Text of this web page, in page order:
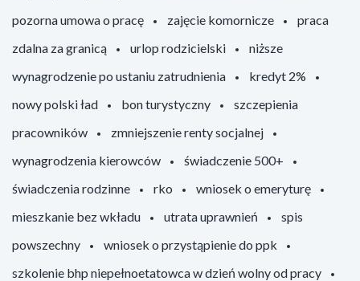
pozorna umowa o pracę
zajęcie komornicze
praca
zdalna za granicą
urlop rodzicielski
niższe
wynagrodzenie po ustaniu zatrudnienia
kredyt 2%
nowy polski ład
bon turystyczny
szczepienia
pracowników
zmniejszenie renty socjalnej
wynagrodzenia kierowców
świadczenie 500+
świadczenia rodzinne
rko
wniosek o emeryturę
mieszkanie bez wkładu
utrata uprawnień
spis
powszechny
wniosek o przystąpienie do ppk
szkolenie bhp niepełnoetatowca w dzień wolny od pracy